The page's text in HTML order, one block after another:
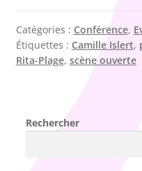
Catégories : Conférence,
Étiquettes : Camille Islert,
Rita-Plage, scène ouverte
Rechercher